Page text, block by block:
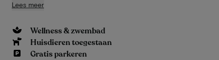
Lees meer
Wellness & zwembad
Huisdieren toegestaan
Gratis parkeren